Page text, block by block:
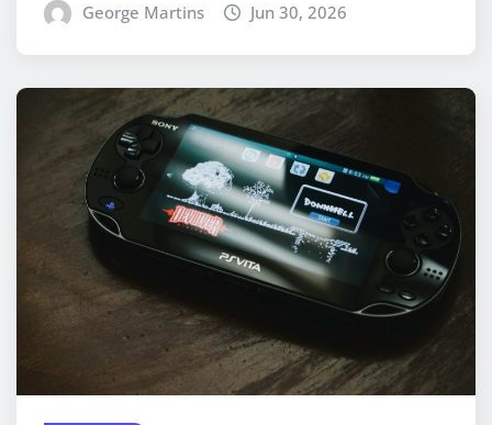
George Martins Jun 30, 2026